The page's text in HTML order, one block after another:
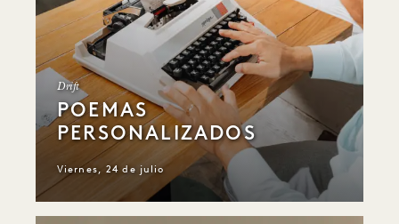
Drift
POEMAS
PERSONALIZADOS
Viernes, 24 de julio